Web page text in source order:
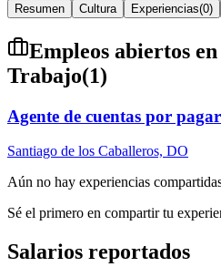
Resumen
Cultura Experiencias(0)
Empleos abiertos en
Trabajo(1)
Agente de cuentas por pagar
Santiago de los Caballeros, DO
Aún no hay experiencias
Sé el primero en compartir tu
Salarios reportados